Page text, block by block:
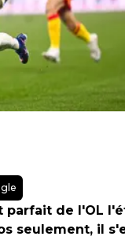
parfait de l'OL
seulement, il